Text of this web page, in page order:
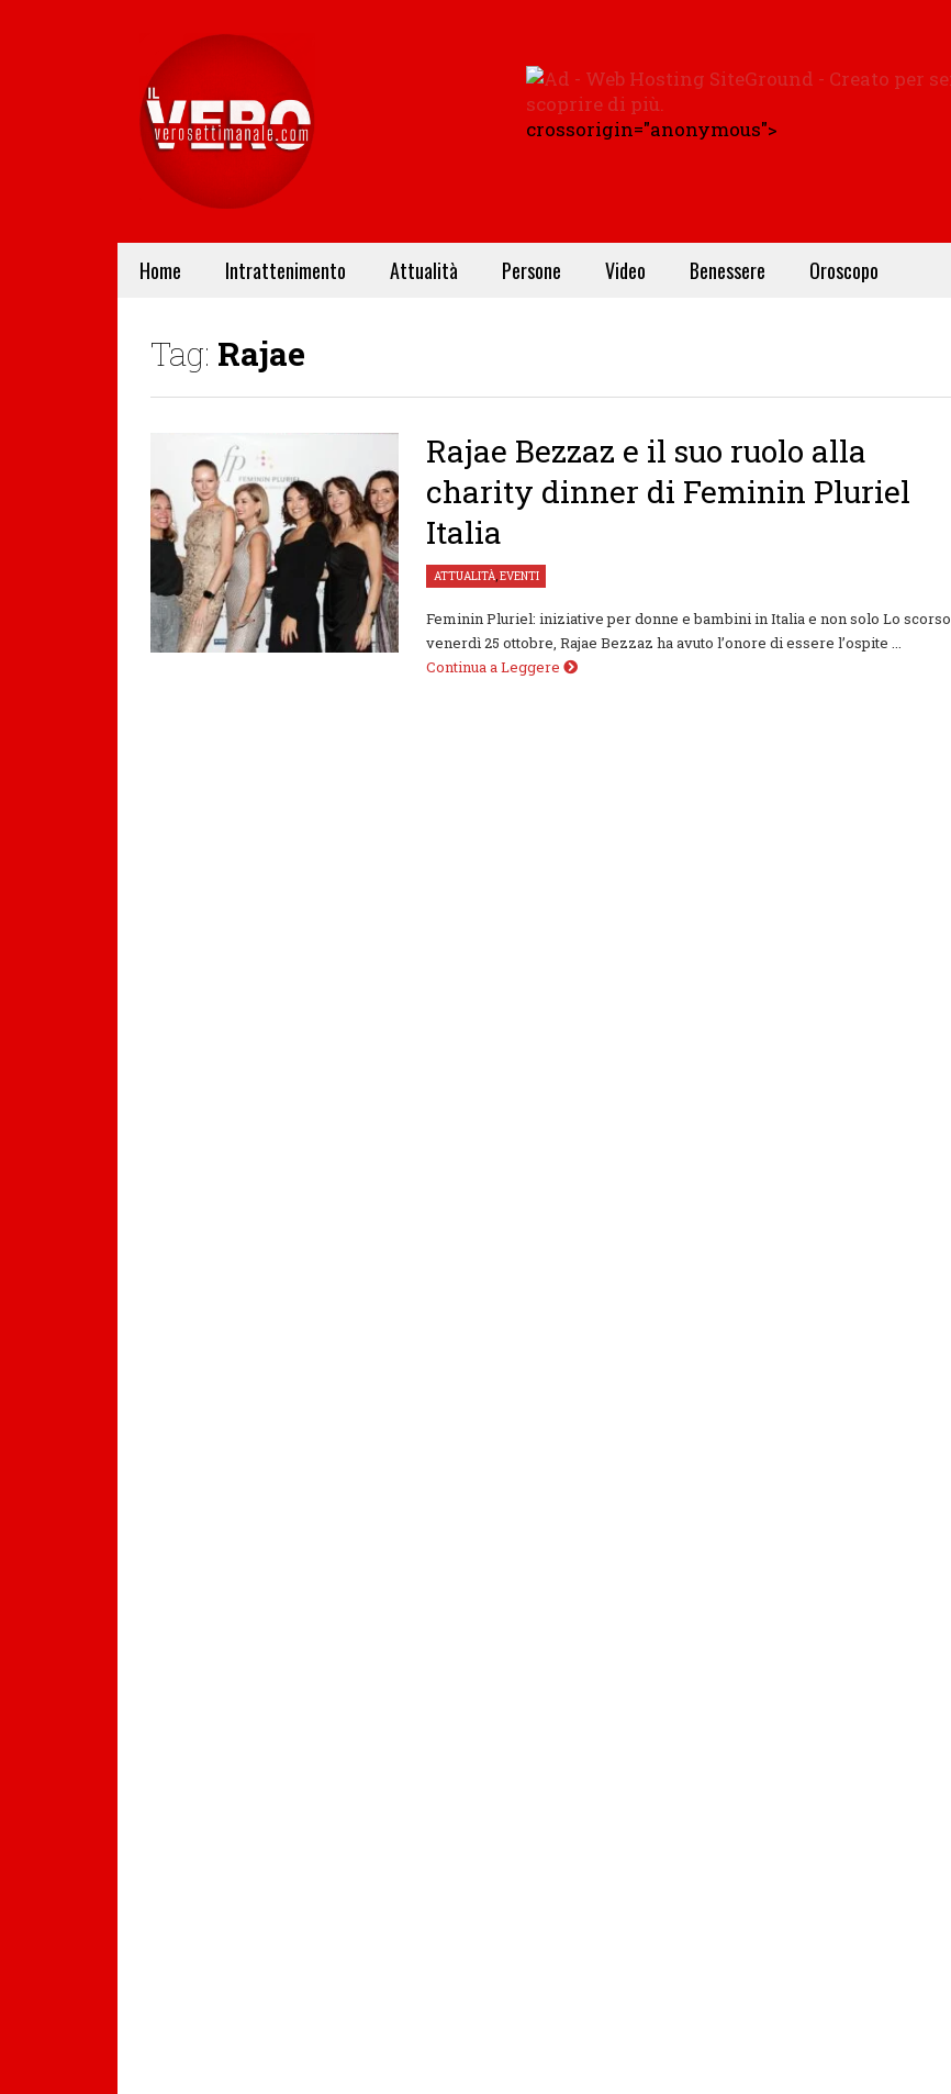
crossorigin="anonymous">
Home Intrattenimento Attualità Persone Video Benessere Oroscopo
Tag: Rajae
Rajae Bezzaz e il suo ruolo alla
charity dinner di Feminin Pluriel
Italia
ATTUALITÀ,EVENTI
Feminin Pluriel: iniziative per donne e bambini in Italia e non solo Lo scorso
venerdì 25 ottobre, Rajae Bezzaz ha avuto l’onore di essere l’ospite ...
Continua a Leggere